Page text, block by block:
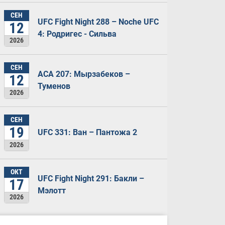
СЕН
12
2026
UFC Fight Night 288 – Noche UFC
4: Родригес - Сильва
СЕН
12
2026
ACA 207: Мырзабеков –
Туменов
СЕН
19
2026
UFC 331: Ван – Пантожа 2
ОКТ
17
2026
UFC Fight Night 291: Бакли –
Мэлотт